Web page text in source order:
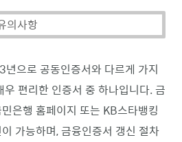
의사항
으로 공동인증서와 다르게 가지
편리한 인증서 중 하나입니다. 금
은행 홈페이지 또는 KB스타뱅킹
가능하며, 금융인증서 갱신 절차